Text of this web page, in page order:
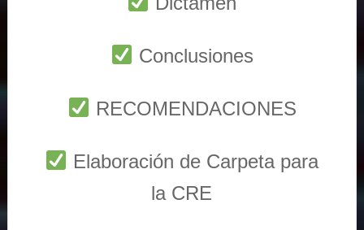
Conclusiones
RECOMENDACIONES
Elaboración de Carpeta para
la CRE